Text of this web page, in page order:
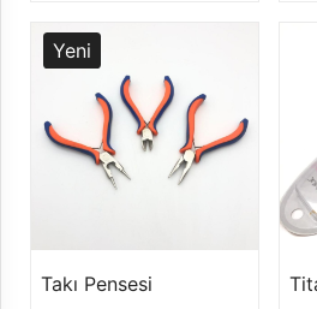
Yeni
Takı Pensesi